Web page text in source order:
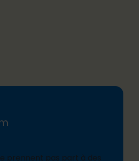
prennent pas part à des